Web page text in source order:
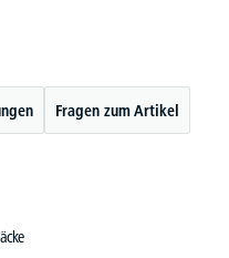
Fragen zum Artikel